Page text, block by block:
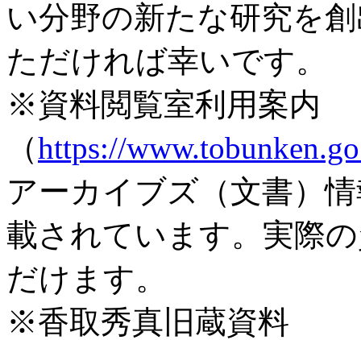
い分野の新たな研究を
ただければ幸いです。
※資料閲覧室利用案内
（https://
アーカイブズ（文書）
載されています。実際
だけます。
※香取秀真旧蔵資料